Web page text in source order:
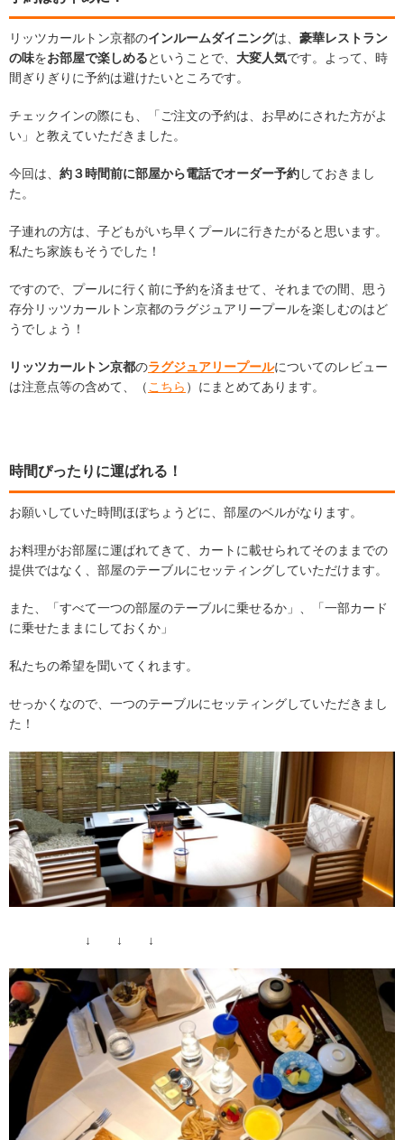
リッツカールトン京都のインルームダイニングは、 豪華レストラン
の味をお部屋で楽しめるということで、 大変人気です。よって、時
間ぎりぎりに予約は避けたいところです。
チェックインの際にも、「ご注文の予約は、お早めにされた方がよ
い」と教えていただきました。
今回は、 約３時間前に部屋から電話でオーダー予約しておきまし
た。
子連れの方は、子どもがいち早くプールに行きたがると思います。
私たち家族もそうでした！
ですので、プールに行く前に予約を済ませて、それまでの間、思う
存分リッツカールトン京都のラグジュアリープールを楽しむのはど
うでしょう！
リッツカールトン京都のラグジュアリープールについてのレビュー
は注意点等の含めて、（ こちら ）にまとめてあります。
時間ぴったりに運ばれる！
お願いしていた時間ほぼちょうどに、部屋のベルがなります。
お料理がお部屋に運ばれてきて、カートに載せられてそのままでの
提供ではなく、部屋のテーブルにセッティングしていただけます。
また、「すべて一つの部屋のテーブルに乗せるか」、「一部カード
に乗せたままにしておくか」
私たちの希望を聞いてくれます。
せっかくなので、一つのテーブルにセッティングしていただきまし
た！
↓ ↓ ↓